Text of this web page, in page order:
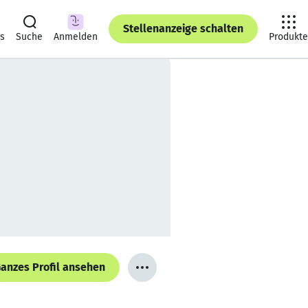
Suche Anmelden
Stellenanzeige schalten
Produkte
Profil ansehen